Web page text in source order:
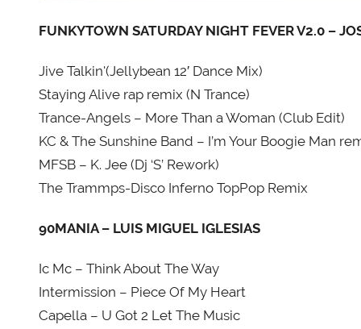
FUNKYTOWN SATURDAY NIGHT FEVER V2.0 –
Jive Talkin'(Jellybean 12′ Dance Mix)
Staying Alive rap remix (N Trance)
Trance-Angels – More Than a Woman (Club Edit)
KC & The Sunshine Band – I’m Your Boogie Man
MFSB – K. Jee (Dj ‘S’ Rework)
The Trammps-Disco Inferno TopPop Remix
90MANIA – LUIS MIGUEL IGLESIAS
Ic Mc – Think About The Way
Intermission – Piece Of My Heart
Capella – U Got 2 Let The Music